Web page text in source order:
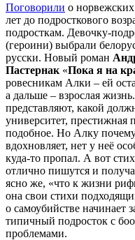
Поговорили о
лет до подросткового
подросткам. Девочку-
(героини) выбрали
русски. Новый роман
Пастернак «Пока я на
ровесникам Алки – ей
а дальше – взрослая
представляют, какой
университет, престижная
подобное. Но Алку
вдохновляет, нет у неё
куда-то пропал. А вот
отлично пишутся и
ясно же, «что к жизни
она свои стихи
о самоубийстве начинает
типичный подросток с
проблемами.